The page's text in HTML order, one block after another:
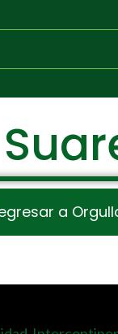
a